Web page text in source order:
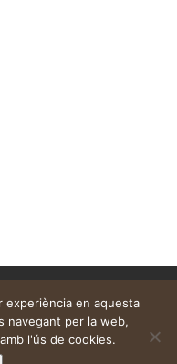
experiència en aquesta
navegant per la web,
l'ús de cookies.